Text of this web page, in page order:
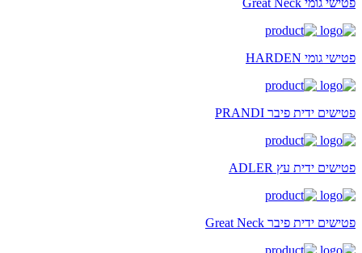
פטישי גומי HARDEN
פטישים ידית פיבר PRANDI
פטישים ידית עץ ADLER
פטישים ידית פיבר Great Neck